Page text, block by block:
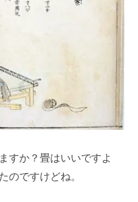
すか？畳はいいですよ
のですけどね。